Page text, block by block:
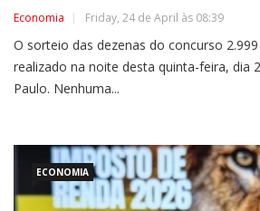
Economia Friday, 24 de April às 08:39
O sorteio das dezenas do concurso
realizado na noite desta quinta-feira, dia
Paulo. Nenhuma...
ECONOMIA